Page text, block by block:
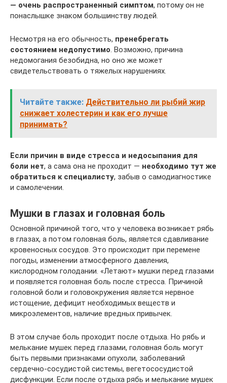
— очень распространенный симптом, потому он не
понаслышке знаком большинству людей.
Несмотря на его обычность, пренебрегать
состоянием недопустимо. Возможно, причина
недомогания безобидна, но оно же может
свидетельствовать о тяжелых нарушениях.
Читайте также: Действительно ли рыбий жир
снижает холестерин и как его лучше
принимать?
Если причин в виде стресса и недосыпания для
боли нет, а сама она не проходит — необходимо тут же
обратиться к специалисту, забыв о самодиагностике
и самолечении.
Мушки в глазах и головная боль
Основной причиной того, что у человека возникает рябь
в глазах, а потом головная боль, является сдавливание
кровеносных сосудов. Это происходит при перемене
погоды, изменении атмосферного давления,
кислородном голодании. «Летают» мушки перед глазами
и появляется головная боль после стресса. Причиной
головной боли и головокружения является нервное
истощение, дефицит необходимых веществ и
микроэлементов, наличие вредных привычек.
В этом случае боль проходит после отдыха. Но рябь и
мелькание мушек перед глазами, головная боль могут
быть первыми признаками опухоли, заболеваний
сердечно-сосудистой системы, вегетососудистой
дисфункции. Если после отдыха рябь и мелькание мушек